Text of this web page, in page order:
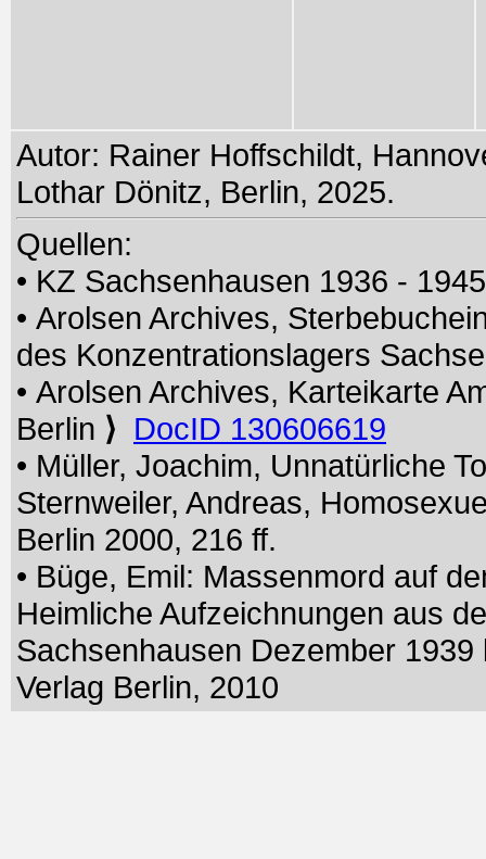
Autor: Rainer Hoffschildt,
Lothar Dönitz, Berlin, 2025.
Quellen:
• KZ Sachsenhausen 1936 -
• Arolsen Archives,
des Konzentrationslagers
• Arolsen Archives, Karteikarte
Berlin ⟩ DocID 130606619
• Müller, Joachim, Unnatürliche
Sternweiler, Andreas,
Berlin 2000, 216 ff.
• Büge, Emil: Massenmord auf
Heimliche Aufzeichnungen aus
Sachsenhausen Dezember
Verlag Berlin, 2010